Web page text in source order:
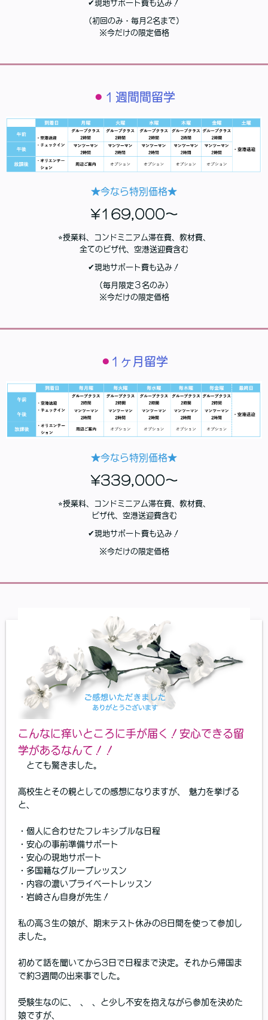
✔︎現地サポート費も込み！
（初回のみ・毎月2名まで）
※今だけの限定価格
⚫︎ １週間間留学
★今なら特別価格★
¥169,000〜
⭐︎授業料、コンドミニアム滞在費、教材費、
全てのビザ代、空港送迎費含む
✔︎現地サポート費も込み！
（毎月限定３名のみ）
※今だけの限定価格
⚫︎ 1ヶ月留学
★今なら特別価格★
¥339,000〜
⭐︎授業料、コンドミニアム滞在費、教材費、
ビザ代、空港送迎費含む
✔︎現地サポート費も込み！
※今だけの限定価格
こんなに痒いところに手が届く！安心できる留
学があるなんて！！
とても驚きました。
高校生とその親としての感想になりますが、 魅力を挙げる
と、
・個人に合わせたフレキシブルな日程
・安心の事前準備サポート
・安心の現地サポート
・多国籍なグループレッスン
・内容の濃いプライベートレッスン
・岩崎さん自身が先生！
私の高３生の娘が、期末テスト休みの8日間を使って参加し
ました。
初めて話を聞いてから3日で日程まで決定。それから帰国ま
で約3週間の出来事でした。
受験生なのに、 、 、と少し不安を抱えながら参加を決めた
娘ですが、